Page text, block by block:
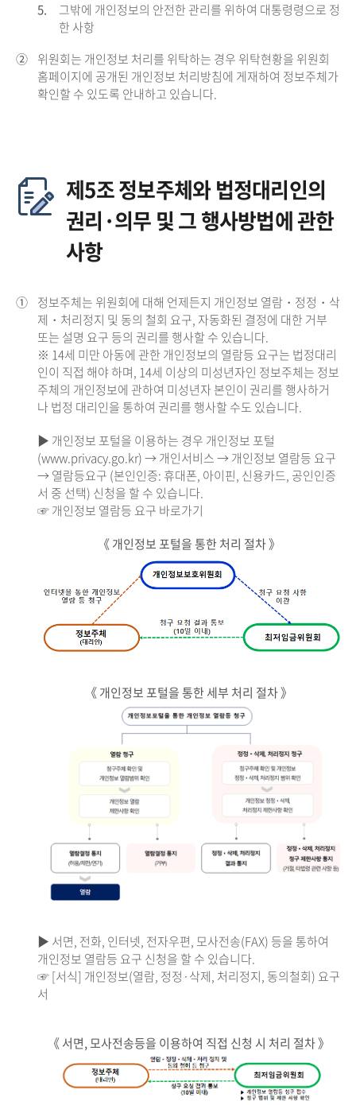
5.
그밖에 개인정보의 안전한 관리를 위하여 대통령령으로 정
한 사항
② 위원회는 개인정보 처리를 위탁하는 경우 위탁현황을 위원회
홈페이지에 공개된 개인정보 처리방침에 게재하여 정보주체가
확인할 수 있도록 안내하고 있습니다.
제5조 정보주체와 법정대리인의
권리·의무 및 그 행사방법에 관한
사항
① 정보주체는 위원회에 대해 언제든지 개인정보 열람・정정・삭
제・처리정지 및 동의 철회 요구, 자동화된 결정에 대한 거부
또는 설명 요구 등의 권리를 행사할 수 있습니다.
※ 14세 미만 아동에 관한 개인정보의 열람등 요구는 법정대리
인이 직접 해야 하며, 14세 이상의 미성년자인 정보주체는 정보
주체의 개인정보에 관하여 미성년자 본인이 권리를 행사하거
나 법정 대리인을 통하여 권리를 행사할 수도 있습니다.
▶ 개인정보 포털을 이용하는 경우 개인정보 포털
(www.privacy.go.kr) → 개인서비스 → 개인정보 열람등 요구
→ 열람등요구 (본인인증: 휴대폰, 아이핀, 신용카드, 공인인증
서 중 선택) 신청을 할 수 있습니다.
☞ 개인정보 열람등 요구 바로가기
《 개인정보 포털을 통한 처리 절차 》
《 개인정보 포털을 통한 세부 처리 절차 》
▶ 서면, 전화, 인터넷, 전자우편, 모사전송(FAX) 등을 통하여
개인정보 열람등 요구 신청을 할 수 있습니다.
☞ [서식] 개인정보(열람, 정정·삭제, 처리정지, 동의철회) 요구
서
《 서면, 모사전송등을 이용하여 직접 신청 시 처리 절차 》